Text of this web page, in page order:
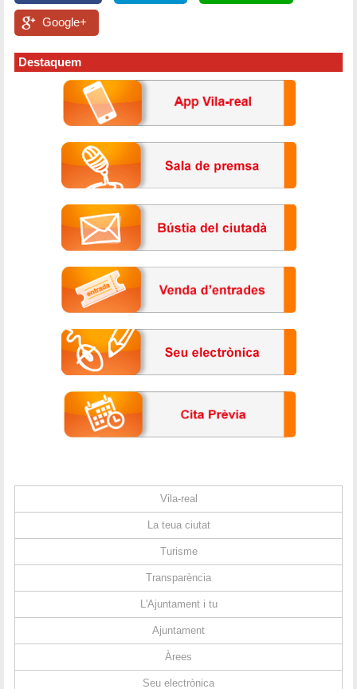
Google+
Destaquem
Vila-real
La teua ciutat
Turisme
Transparència
L'Ajuntament i tu
Ajuntament
Àrees
Seu electrònica